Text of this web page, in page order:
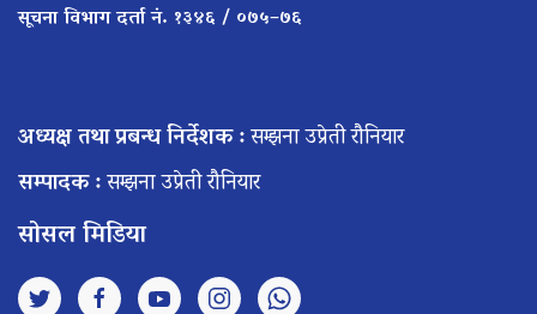
सूचना विभाग दर्ता नं. १३४६ / ०७५–७६
अध्यक्ष तथा प्रबन्ध निर्देशक :सम्झना उप्रेती रौनियार
सम्पादक :सम्झना उप्रेती रौनियार
सोसल मिडिया